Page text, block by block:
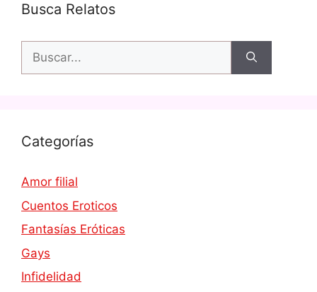
Busca Relatos
Buscar:
Categorías
Amor filial
Cuentos Eroticos
Fantasías Eróticas
Gays
Infidelidad